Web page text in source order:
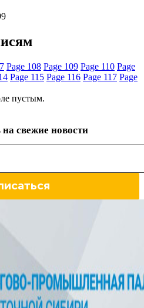
Page 108 Page 109 Page 110 Page
Page 115 Page 116 Page 117 Page
пустым.
свежие новости